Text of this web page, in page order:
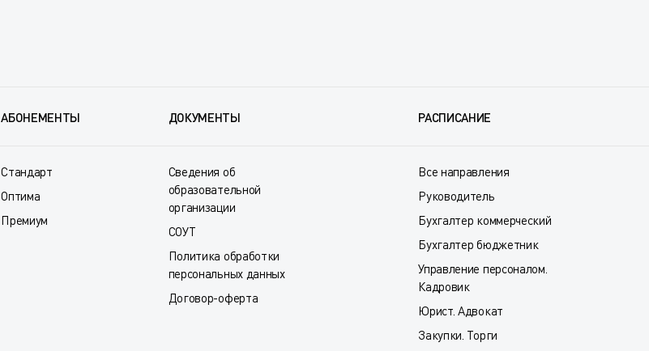
АБОНЕМЕНТЫ
Стандарт
Оптима
Премиум
ДОКУМЕНТЫ
Сведения об
образовательной
организации
СОУТ
Политика обработки
персональных данных
Договор-оферта
РАСПИСАНИЕ
Все направления
Руководитель
Бухгалтер коммерческий
Бухгалтер бюджетник
Управление персоналом.
Кадровик
Юрист. Адвокат
Закупки. Торги